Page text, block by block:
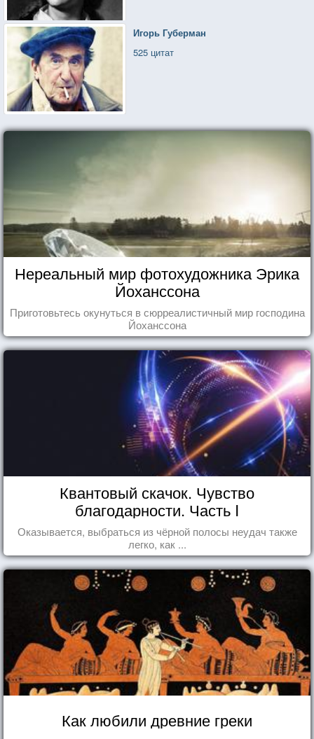
Игорь Губерман
525 цитат
Нереальный мир фотохудожника Эрика
Йоханссона
Приготовьтесь окунуться в сюрреалистичный мир господина
Йоханссона
Квантовый скачок. Чувство
благодарности. Часть I
Оказывается, выбраться из чёрной полосы неудач также
легко, как ...
Как любили древние греки